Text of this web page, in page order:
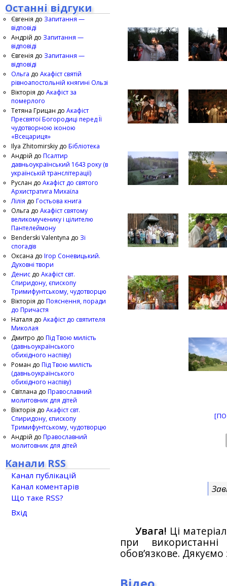
Увага! Ці
при
обов’язкове.
Останні відгуки
Євгенія до Запитання —
відповіді
Андрій до Запитання —
відповіді
Євгенія до Запитання —
відповіді
Ольга до Акафіст святій
рівноапостольній княгині Ользі
Вікторія до Акафіст за
померлого
Тетяна Грицан до Акафіст
Пресвятої Богородиці перед Її
чудотворною іконою
«Всецариця»
Ilya Zhitomirskiy до Бібліотека
Андрій до Псалтир
давньоукраїнський 1643 року (в
українській транслітерації)
Руслан до Акафіст до святого
Архистратига Михаїла
Лілія до Гостьова книга
Ольга до Акафіст святому
великомученику і цілителю
Пантелеймону
Benderski Valentyna до Зі
спогадів
Оксана до Ігор Соневицький.
Духовні твори
Денис до Акафіст свт.
Спиридону, єпископу
Тримифунтському, чудотворцю
Вікторія до Пояснення, поради
до Причастя
Наталя до Акафіст до святителя
Миколая
Дмитро до Під Твою милість
(давньоукраїнського
обихідного наспіву)
Роман до Під Твою милість
(давньоукраїнського
обихідного наспіву)
Світлана до Православний
молитовник для дітей
Вікторія до Акафіст свт.
Спиридону, єпископу
Тримифунтському, чудотворцю
Андрій до Православний
молитовник для дітей
Канали RSS
Канал публікацій
Канал коментарів
Що таке RSS?
Вхід